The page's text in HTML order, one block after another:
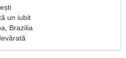
un iubit
Brazilia